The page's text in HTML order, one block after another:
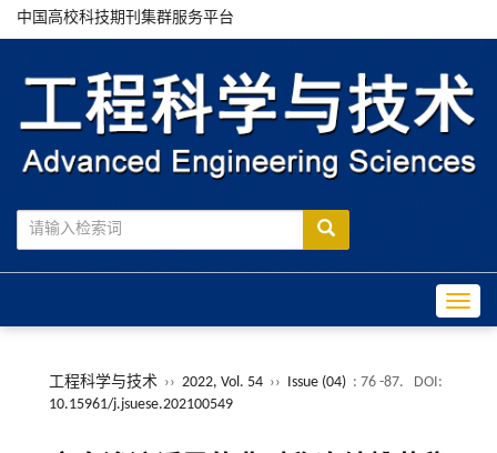
中国高校科技期刊集群服务平台
工程科学与技术 ›› 2022, Vol. 54 ›› Issue (04) : 76 -87.
DOI:
10.15961/j.jsuese.202100549